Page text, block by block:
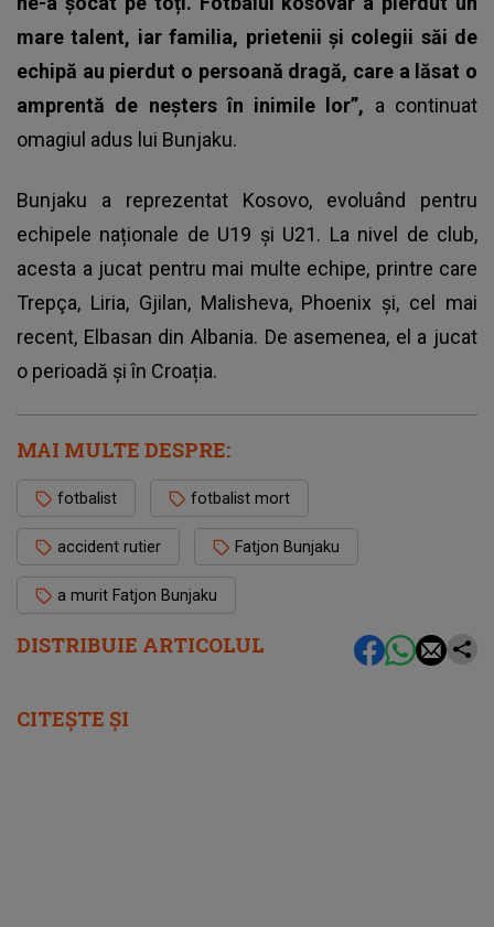
DISTRIBUIE ARTICOLUL
mare talent, iar familia, prietenii și colegii săi de
echipă au pierdut o persoană dragă, care a lăsat o
amprentă de neșters în inimile lor”, a continuat
omagiul adus lui Bunjaku.
Bunjaku a reprezentat Kosovo, evoluând pentru
echipele naționale de U19 și U21. La nivel de club,
acesta a jucat pentru mai multe echipe, printre care
Trepça, Liria, Gjilan, Malisheva, Phoenix și, cel mai
recent, Elbasan din Albania. De asemenea, el a jucat
o perioadă și în Croația.
MAI MULTE DESPRE:
fotbalist fotbalist mort
accident rutier Fatjon Bunjaku
a murit Fatjon Bunjaku
CITEȘTE ȘI